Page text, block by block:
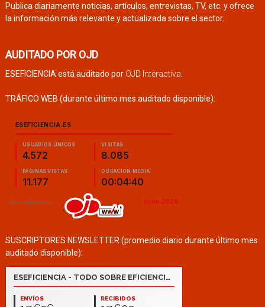
Publica diariamente noticias, artículos, entrevistas, TV, etc. y ofrece
la información más relevante y actualizada sobre el sector.
AUDITADO POR OJD
ESEFICIENCIA está auditado por OJD Interactiva
TRÁFICO WEB (durante último mes auditado disponible):
SUSCRIPTORES NEWSLETTER (promedio diario durante último mes
auditado disponible):